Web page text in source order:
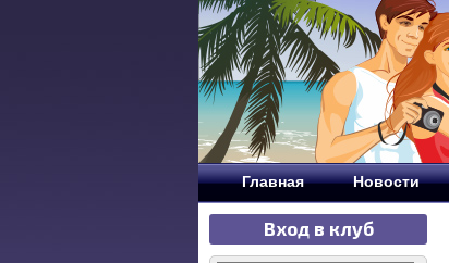
Главная Новости
Вход в клуб